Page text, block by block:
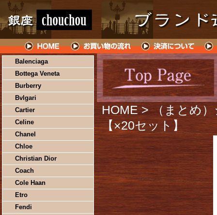
Balenciaga
Bottega Veneta
Burberry
Bvlgari
Cartier
Celine
Chanel
Chloe
Christian Dior
Coach
Cole Haan
Etro
Fendi
HOME > （まとめ
【×20セット】